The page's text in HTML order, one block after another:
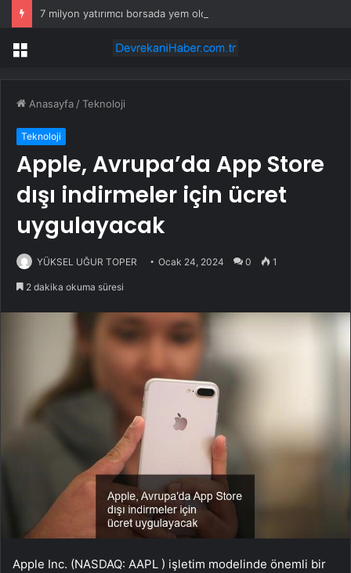
7 milyon yatırımcı borsada yem oldu
Menü
Anasayfa /Teknoloji
Teknoloji
Apple, Avrupa’da App Store
dışı indirmeler için ücret
uygulayacak
YÜKSEL UĞUR TOPER Ocak 24, 2024 0 1
2 dakika okuma süresi
Apple Inc. (NASDAQ: AAPL ) işletim modelinde önemli bir